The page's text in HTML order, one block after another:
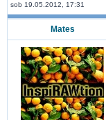
sob 19.05.2012, 17:31
Mates